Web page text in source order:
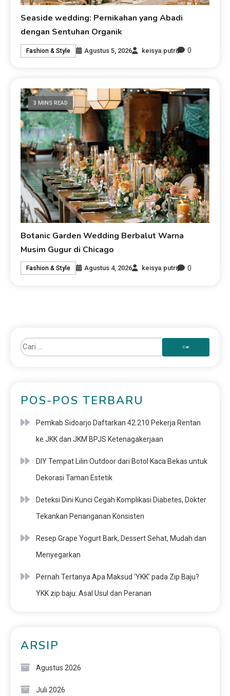
Seaside wedding: Pernikahan yang Abadi
dengan Sentuhan Organik
Fashion & Style Agustus 5, 2026 keisya.putri 0
3 MINS READ
Botanic Garden Wedding Berbalut Warna
Musim Gugur di Chicago
Fashion & Style Agustus 4, 2026 keisya.putri 0
POS-POS TERBARU
Pemkab Sidoarjo Daftarkan 42.210 Pekerja Rentan
ke JKK dan JKM BPJS Ketenagakerjaan
DIY Tempat Lilin Outdoor dari Botol Kaca Bekas untuk
Dekorasi Taman Estetik
Deteksi Dini Kunci Cegah Komplikasi Diabetes, Dokter
Tekankan Penanganan Konsisten
Resep Grape Yogurt Bark, Dessert Sehat, Mudah dan
Menyegarkan
Pernah Tertanya Apa Maksud ‘YKK’ pada Zip Baju?
YKK zip baju: Asal Usul dan Peranan
ARSIP
Agustus 2026
Juli 2026